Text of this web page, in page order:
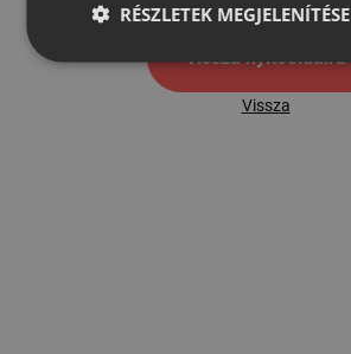
Vissza nyítóoldalra
Vissza
RÉSZLETEK MEGJELENÍTÉSE